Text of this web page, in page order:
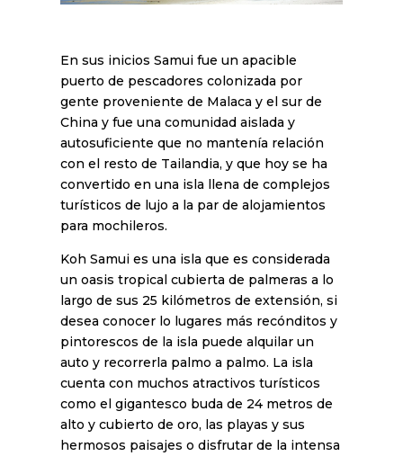
En sus inicios Samui fue un apacible
puerto de pescadores colonizada por
gente proveniente de Malaca y el sur de
China y fue una comunidad aislada y
autosuficiente que no mantenía relación
con el resto de Tailandia, y que hoy se ha
convertido en una isla llena de complejos
turísticos de lujo a la par de alojamientos
para mochileros.
Koh Samui es una isla que es considerada
un oasis tropical cubierta de palmeras a lo
largo de sus 25 kilómetros de extensión, si
desea conocer lo lugares más recónditos y
pintorescos de la isla puede alquilar un
auto y recorrerla palmo a palmo. La isla
cuenta con muchos atractivos turísticos
como el gigantesco buda de 24 metros de
alto y cubierto de oro, las playas y sus
hermosos paisajes o disfrutar de la intensa